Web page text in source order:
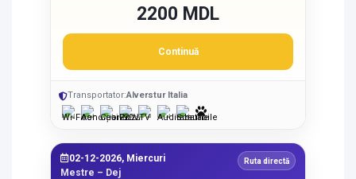
2200 MDL
Continuă
Transportator:Alverstur Italia
02-12-2026, Miercuri
Mestre – Dej
Ruta directă